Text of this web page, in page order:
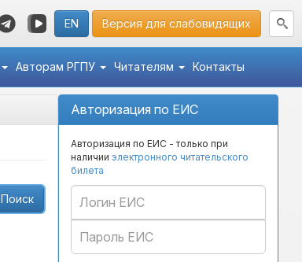
EN Версия для слабовидящих
Авторам РГПУ Читателям Контакты
Авторизация по ЕИС
Авторизация по ЕИС - только при
наличии электронного читательского
билета
Поиск